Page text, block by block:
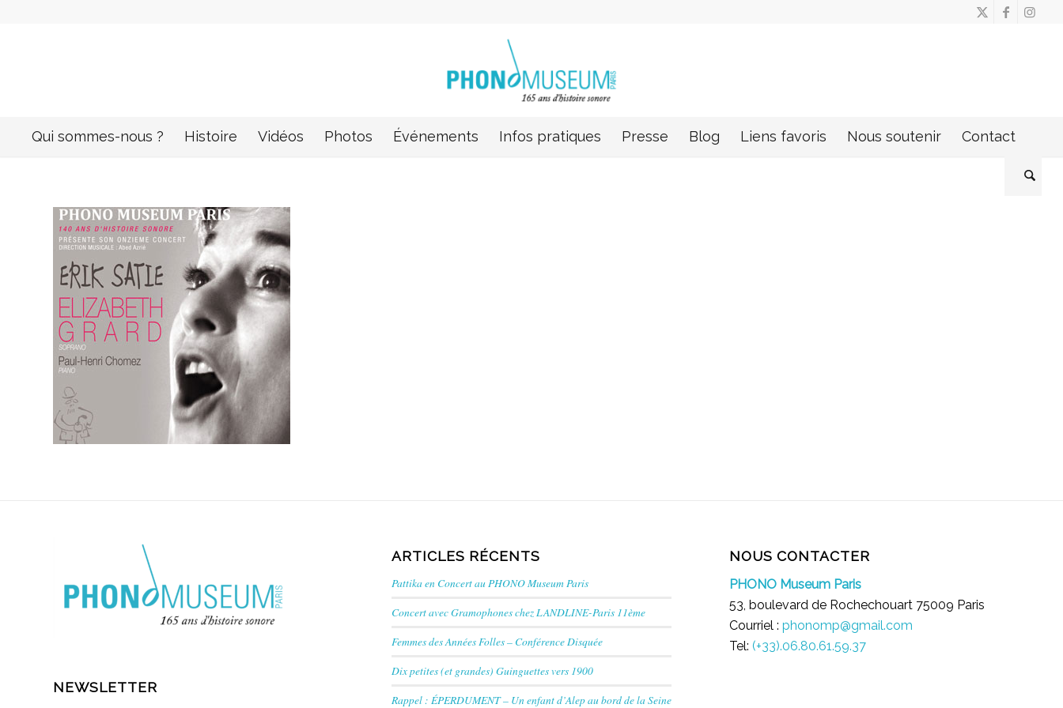
Qui sommes-nous ? Histoire Vidéos Photos Événements Infos pratiques Presse Blog Liens favoris Nous soutenir Contact
NEWSLETTER
ARTICLES RÉCENTS
Pattika en Concert au PHONO Museum Paris
Concert avec Gramophones chez LANDLINE-Paris 11ème
Femmes des Années Folles – Conférence Disquée
Dix petites (et grandes) Guinguettes vers 1900
Rappel : ÉPERDUMENT – Un enfant d’Alep au bord de la Seine
NOUS CONTACTER
PHONO Museum Paris
53, boulevard de Rochechouart 75009 Paris
Courriel :phonomp@gmail.com
Tel:(+33).06.80.61.59.37